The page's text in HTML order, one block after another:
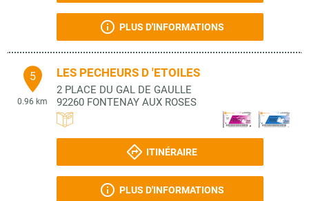
PLUS D'INFORMATIONS
5
0.96 km
LES PECHEURS D 'ETOILES
2 PLACE DU GAL DE GAULLE
92260 FONTENAY AUX ROSES
ITINÉRAIRE
PLUS D'INFORMATIONS